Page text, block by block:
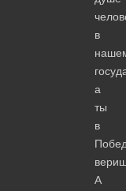
в
а
ты
в
А